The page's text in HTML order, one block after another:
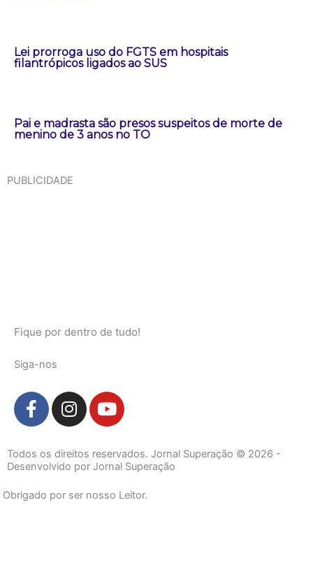
Lei prorroga uso do FGTS em hospitais
filantrópicos ligados ao SUS
Pai e madrasta são presos suspeitos de morte de
menino de 3 anos no TO
PUBLICIDADE
Fique por dentro de tudo!
Siga-nos
F
a
e
b
o
o
I
n
t
a
r
Y
o
t
u
e
Todos os direitos reservados. Jornal Superação © 2026 -
Desenvolvido por Jornal Superação
Obrigado por ser nosso Leitor.